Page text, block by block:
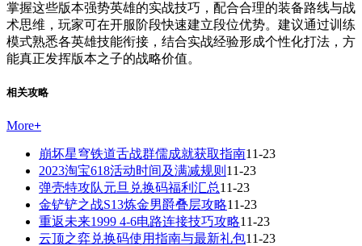
掌握这些版本强势英雄的实战技巧，配合合理的装备路线与战
术思维，玩家可在开服阶段快速建立段位优势。建议通过训练
模式熟悉各英雄技能衔接，结合实战经验形成个性化打法，方
能真正发挥版本之子的战略价值。
相关攻略
More+
崩坏星穹铁道舌战群儒成就获取指南11-23
2023淘宝618活动时间及满减规则 11-23
弹壳特攻队元旦兑换码福利汇总11-23
金铲铲之战S13炼金男爵叠层攻略11-23
重返未来1999 4-6电路连接技巧攻略11-23
云顶之弈兑换码使用指南与最新礼包11-23